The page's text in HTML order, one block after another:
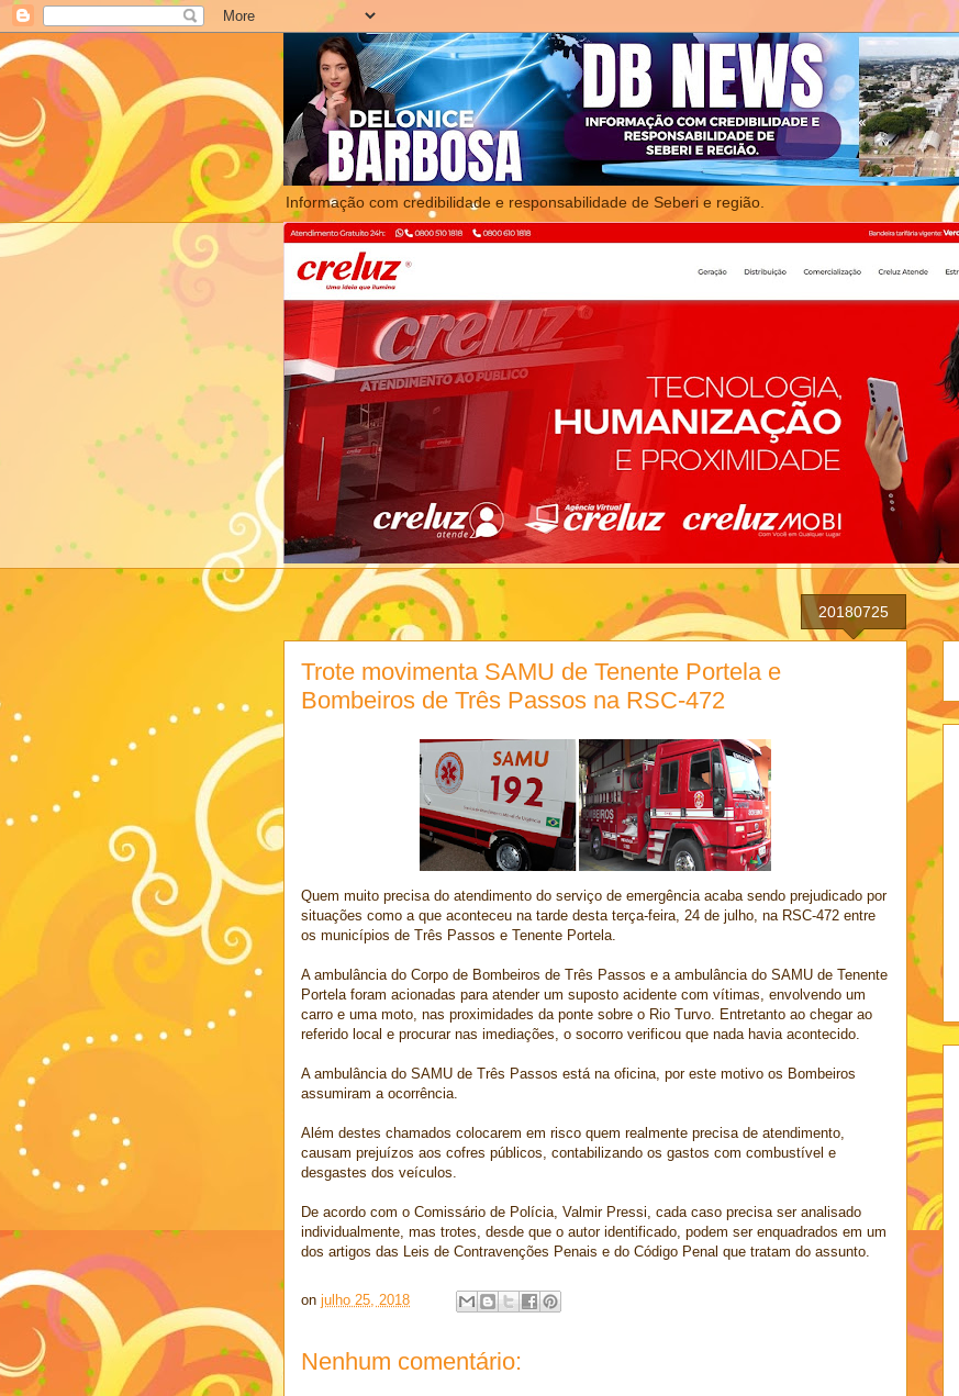
Informação com credibilidade e responsabilidade de Seberi e região.
20180725
Trote movimenta SAMU de Tenente Portela e
Bombeiros de Três Passos na RSC-472
Quem muito precisa do atendimento do serviço de emergência acaba sendo prejudicado por
situações como a que aconteceu na tarde desta terça-feira, 24 de julho, na RSC-472 entre
os municípios de Três Passos e Tenente Portela.
A ambulância do Corpo de Bombeiros de Três Passos e a ambulância do SAMU de Tenente
Portela foram acionadas para atender um suposto acidente com vítimas, envolvendo um
carro e uma moto, nas proximidades da ponte sobre o Rio Turvo. Entretanto ao chegar ao
referido local e procurar nas imediações, o socorro verificou que nada havia acontecido.
A ambulância do SAMU de Três Passos está na oficina, por este motivo os Bombeiros
assumiram a ocorrência.
Além destes chamados colocarem em risco quem realmente precisa de atendimento,
causam prejuízos aos cofres públicos, contabilizando os gastos com combustível e
desgastes dos veículos.
De acordo com o Comissário de Polícia, Valmir Pressi, cada caso precisa ser analisado
individualmente, mas trotes, desde que o autor identificado, podem ser enquadrados em um
dos artigos das Leis de Contravenções Penais e do Código Penal que tratam do assunto.
on julho 25, 2018
Nenhum comentário: